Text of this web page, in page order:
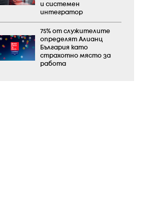
и системен
интегратор
75% от служителите
определят Алианц
България като
страхотно място за
работа